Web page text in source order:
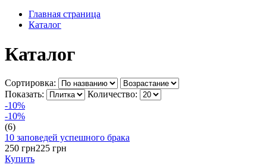
Главная страница
Каталог
Каталог
Сортировка:
Показать:
Количество:
-10%
-10%
(6)
10 заповедей успешного брака
250 грн225 грн
Купить